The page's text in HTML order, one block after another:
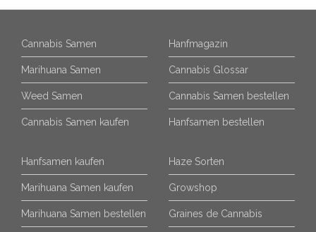
Cannabis Samen
Marihuana Samen
Weed Samen
Cannabis Samen kaufen
Hanfmagazin
Cannabis Glossar
Cannabis Samen bestellen
Hanfsamen bestellen
Hanfsamen kaufen
Marihuana Samen kaufen
Marihuana Samen bestellen
Haze Sorten
Growshop
Graines de Cannabis